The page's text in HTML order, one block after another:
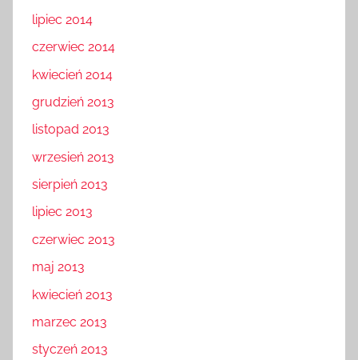
lipiec 2014
czerwiec 2014
kwiecień 2014
grudzień 2013
listopad 2013
wrzesień 2013
sierpień 2013
lipiec 2013
czerwiec 2013
maj 2013
kwiecień 2013
marzec 2013
styczeń 2013